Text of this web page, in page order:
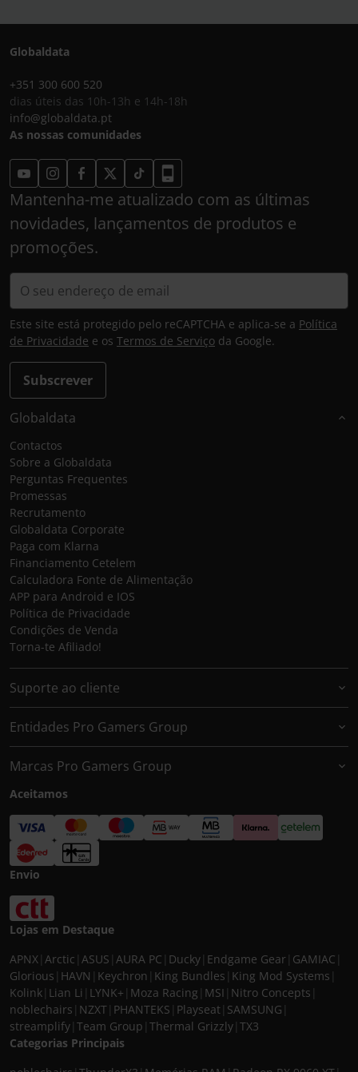
Globaldata
+351 300 600 520
dias úteis das 10h-13h e 14h-18h
info@globaldata.pt
As nossas comunidades
Mantenha-me atualizado com as últimas
novidades, lançamentos de produtos e
promoções.
Subscrever
Este site está protegido pelo reCAPTCHA e aplica-se a Política
de Privacidade e os Termos de Serviço da Google.
Globaldata
Contactos
Sobre a Globaldata
Perguntas Frequentes
Promessas
Recrutamento
Globaldata Corporate
Paga com Klarna
Financiamento Cetelem
Calculadora Fonte de Alimentação
APP para Android e IOS
Política de Privacidade
Condições de Venda
Torna-te Afiliado!
Suporte ao cliente
Entidades Pro Gamers Group
Marcas Pro Gamers Group
Aceitamos
Envio
Lojas em Destaque
APNX Arctic ASUS AURA PC Ducky Endgame Gear GAMIAC
Glorious HAVN Keychron King Bundles King Mod Systems
Kolink Lian Li LYNK+ Moza Racing MSI Nitro Concepts
noblechairs NZXT PHANTEKS Playseat SAMSUNG
streamplify Team Group Thermal Grizzly TX3
Categorias Principais